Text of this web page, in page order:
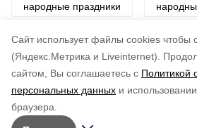
Cайт использует файлы cookies чтобы
(Яндекс.Метрика и Liveinternet).
сайтом, Вы соглашаетесь с Политикой
персональных данных и
браузера.
народные праздники
приметы праздник
по оценке
5